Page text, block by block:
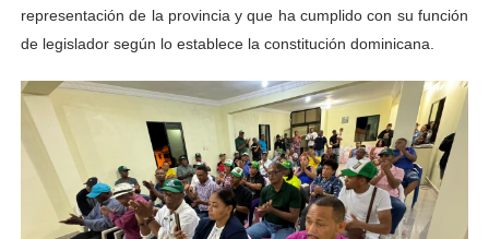
representación de la provincia y que ha cumplido con su función
de legislador según lo establece la constitución dominicana.